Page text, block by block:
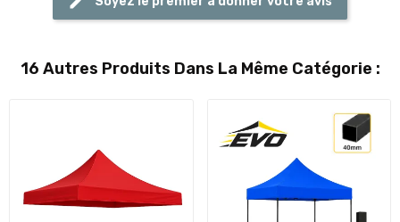
16 Autres Produits Dans La Même Catégorie :